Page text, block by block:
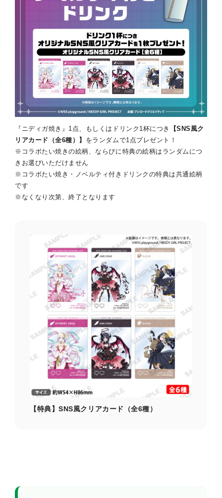
『ニディガ焼き』1点、もしくはドリンク1杯につき
【SNS風ク
リアカード（全6種）】 をランダムで1点プレゼント！
※コラボたい焼きの絵柄、ならびに特典の絵柄はランダムにつ
きお選びいただけません
※コラボたい焼き・ノベルティ付きドリンクの特典は共通絵柄
です
※なくなり次第、終了となります
【特典】SNS風クリアカード（全6種）